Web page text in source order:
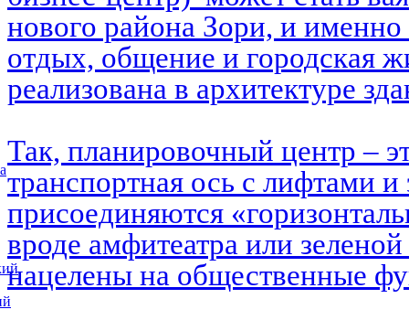
нового района Зори, и именно
отдых, общение и городская
реализована в архитектуре
Так, планировочный центр –
транспортная ось с лифтами и
присоединяются
вроде амфитеатра или
нацелены на общественные